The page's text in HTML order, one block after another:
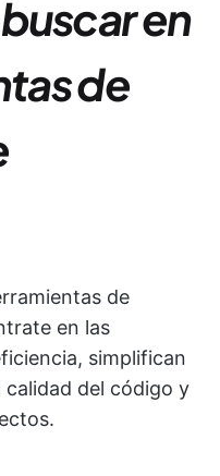
en
de
de
en las
simplifican
del código y